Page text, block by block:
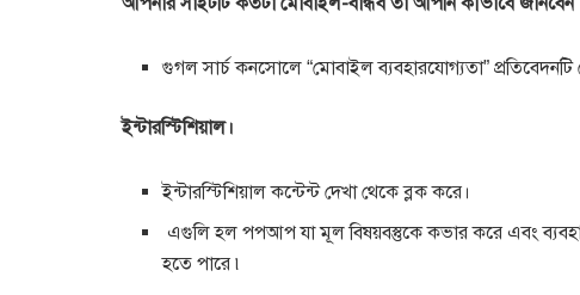
গুগল সার্চ কনসোলে “মোবাইল ব্যবহারযোগ্যতা” প্রতিবেদনটি
ইন্টারস্টিশিয়াল।
ইন্টারস্টিশিয়াল কন্টেন্ট দেখা থেকে ব্লক করে।
এগুলি হল পপআপ যা মূল বিষয়বস্তুকে কভার করে এবং
হতে পারে ৷